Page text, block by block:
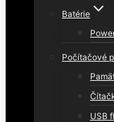
Batérie
Počítačové
USB